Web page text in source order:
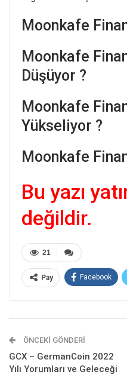
Moonkafe
Moonkafe
Düşüyor ?
Moonkafe
Yükseliyor ?
Moonkafe
Bu yazı
değildir.
21
Pay Facebook
ÖNCEKI GÖNDERI
GCX – GermanCoin 2022
Yılı Yorumları ve Geleceği